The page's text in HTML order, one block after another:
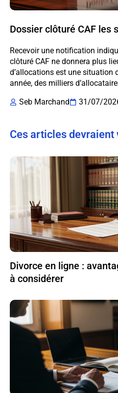
Dossier clôturé CAF les
Recevoir une notification
clôturé CAF ne donnera plus
d’allocations est une situation
année, des milliers
Seb Marchand
31/07/
Ces articles devraient
Divorce en ligne :
à considérer